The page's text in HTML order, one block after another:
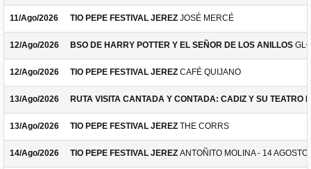
11/Ago/2026 TIO PEPE FESTIVAL JEREZ JOSÉ MERCÉ
12/Ago/2026 BSO DE HARRY POTTER Y EL SEÑOR DE LOS ANILLOS
12/Ago/2026 TIO PEPE FESTIVAL JEREZ CAFÉ QUIJANO
13/Ago/2026 RUTA VISITA CANTADA Y CONTADA: CADIZ Y SU TEATRO
13/Ago/2026 TIO PEPE FESTIVAL JEREZ THE CORRS
14/Ago/2026 TIO PEPE FESTIVAL JEREZ ANTOÑITO MOLINA - 14 AGOSTO